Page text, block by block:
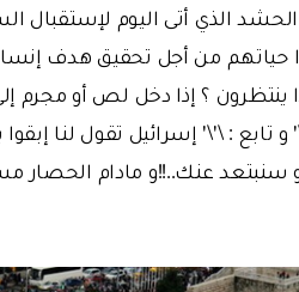
الذي أتى اليوم لإستقبال
حياتهم من أجل تحقيق هدف
ينتظرون ؟ إذا دخل لص أو
: \'\' إسرائيل تقول لنا إبقوا
سنبتعد عنك..!!و مادام الحصار